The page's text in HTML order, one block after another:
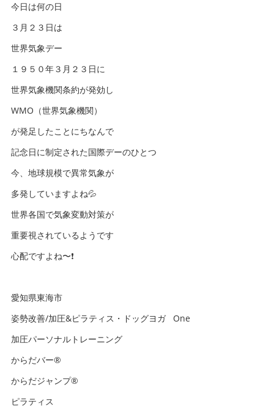
今日は何の日
３月２３日は
世界気象デー
１９５０年３月２３日に
世界気象機関条約が発効し
WMO（世界気象機関）
が発足したことにちなんで
記念日に制定された国際デーのひとつ
今、地球規模で異常気象が
多発していますよね💦
世界各国で気象変動対策が
重要視されているようです
心配ですよね〜❗️
愛知県東海市
姿勢改善/加圧&ピラティス・ドッグヨガ One
加圧パーソナルトレーニング
からだバー®️
からだジャンプ®️
ピラティス